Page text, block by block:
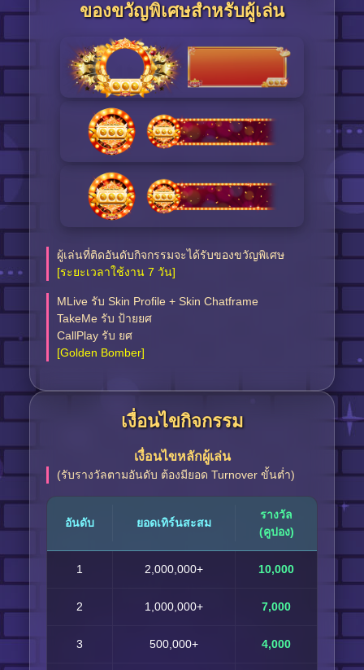
ของขวัญพิเศษสำหรับผู้เล่น
ผู้เล่นที่ติดอันดับกิจกรรมจะได้รับของขวัญพิเศษ
[ระยะเวลาใช้งาน 7 วัน]
MLive รับ Skin Profile + Skin Chatframe
TakeMe รับ ป้ายยศ
CallPlay รับ ยศ
[Golden Bomber]
เงื่อนไขกิจกรรม
เงื่อนไขหลักผู้เล่น
(รับรางวัลตามอันดับ ต้องมียอด Turnover ขั้นต่ำ)
อันดับ ยอดเทิร์นสะสม
รางวัล
(คูปอง)
1 2,000,000+ 10,000
2 1,000,000+ 7,000
3 500,000+ 4,000